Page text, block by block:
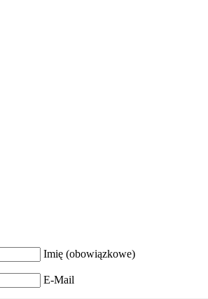
Imię (obowiązkowe)
E-Mail